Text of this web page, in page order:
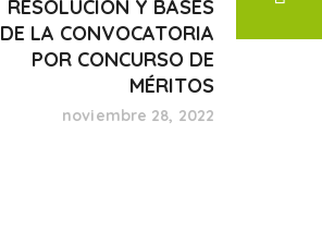
RESOLUCIÓN Y BASES
DE LA CONVOCATORIA
POR CONCURSO DE
MÉRITOS
noviembre 28, 2022